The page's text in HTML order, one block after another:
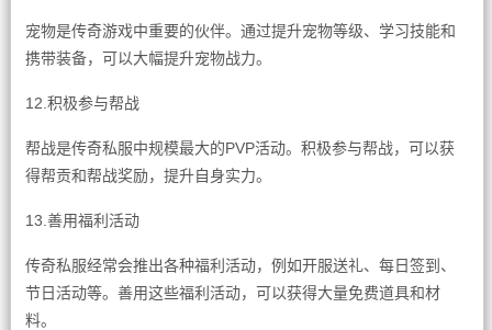
宠物是传奇游戏中重要的伙伴。通过提升宠物等级、学习技能和
携带装备，可以大幅提升宠物战力。
12.积极参与帮战
帮战是传奇私服中规模最大的PVP活动。积极参与帮战，可以获
得帮贡和帮战奖励，提升自身实力。
13.善用福利活动
传奇私服经常会推出各种福利活动，例如开服送礼、每日签到、
节日活动等。善用这些福利活动，可以获得大量免费道具和材
料。